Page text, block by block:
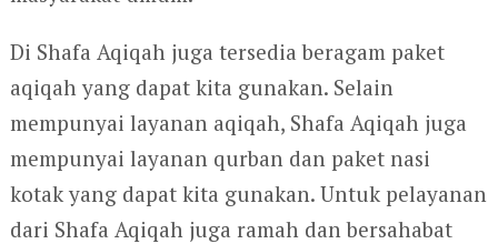
Di Shafa Aqiqah juga tersedia beragam paket
aqiqah yang dapat kita gunakan. Selain
mempunyai layanan aqiqah, Shafa Aqiqah juga
mempunyai layanan qurban dan paket nasi
kotak yang dapat kita gunakan. Untuk pelayanan
dari Shafa Aqiqah juga ramah dan bersahabat